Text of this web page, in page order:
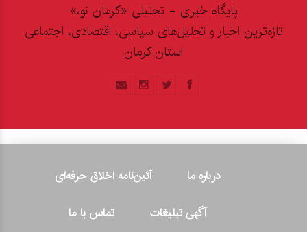
پایگاه خبری - تحلیلی «کرمان نو،»
تازه‌ترین اخبار و تحلیل‌های سیاسی، اقتصادی، اجتماعی
استان کرمان
درباره ما
آئین‌نامه اخلاق حرفه‌ای
آگهی تبلیغات
تماس با ما